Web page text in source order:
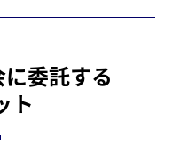
委託する
ト